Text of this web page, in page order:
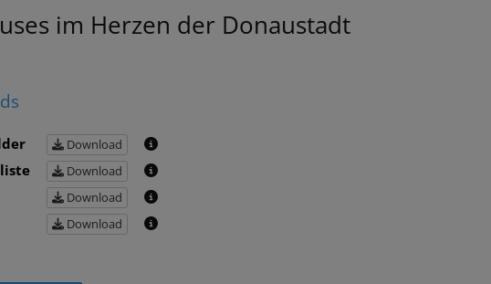
im Herzen der Donaustadt
Download
Download
Download
Download